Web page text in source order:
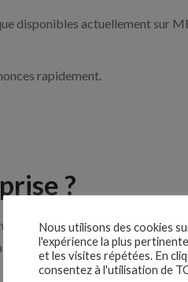
disponibles actuellement sur
rapidement.
?
de la mécanique par
à recruter en cliquant sur le
Nous utilisons des cookies
l'expérience la plus
et les visites répétées. En
consentez à l'utilisation de